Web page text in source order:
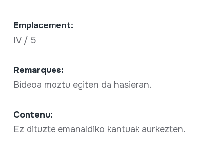
Emplacement:
IV / 5
Remarques:
Bideoa moztu egiten da hasieran.
Contenu:
Ez dituzte emanaldiko kantuak aurkezten.